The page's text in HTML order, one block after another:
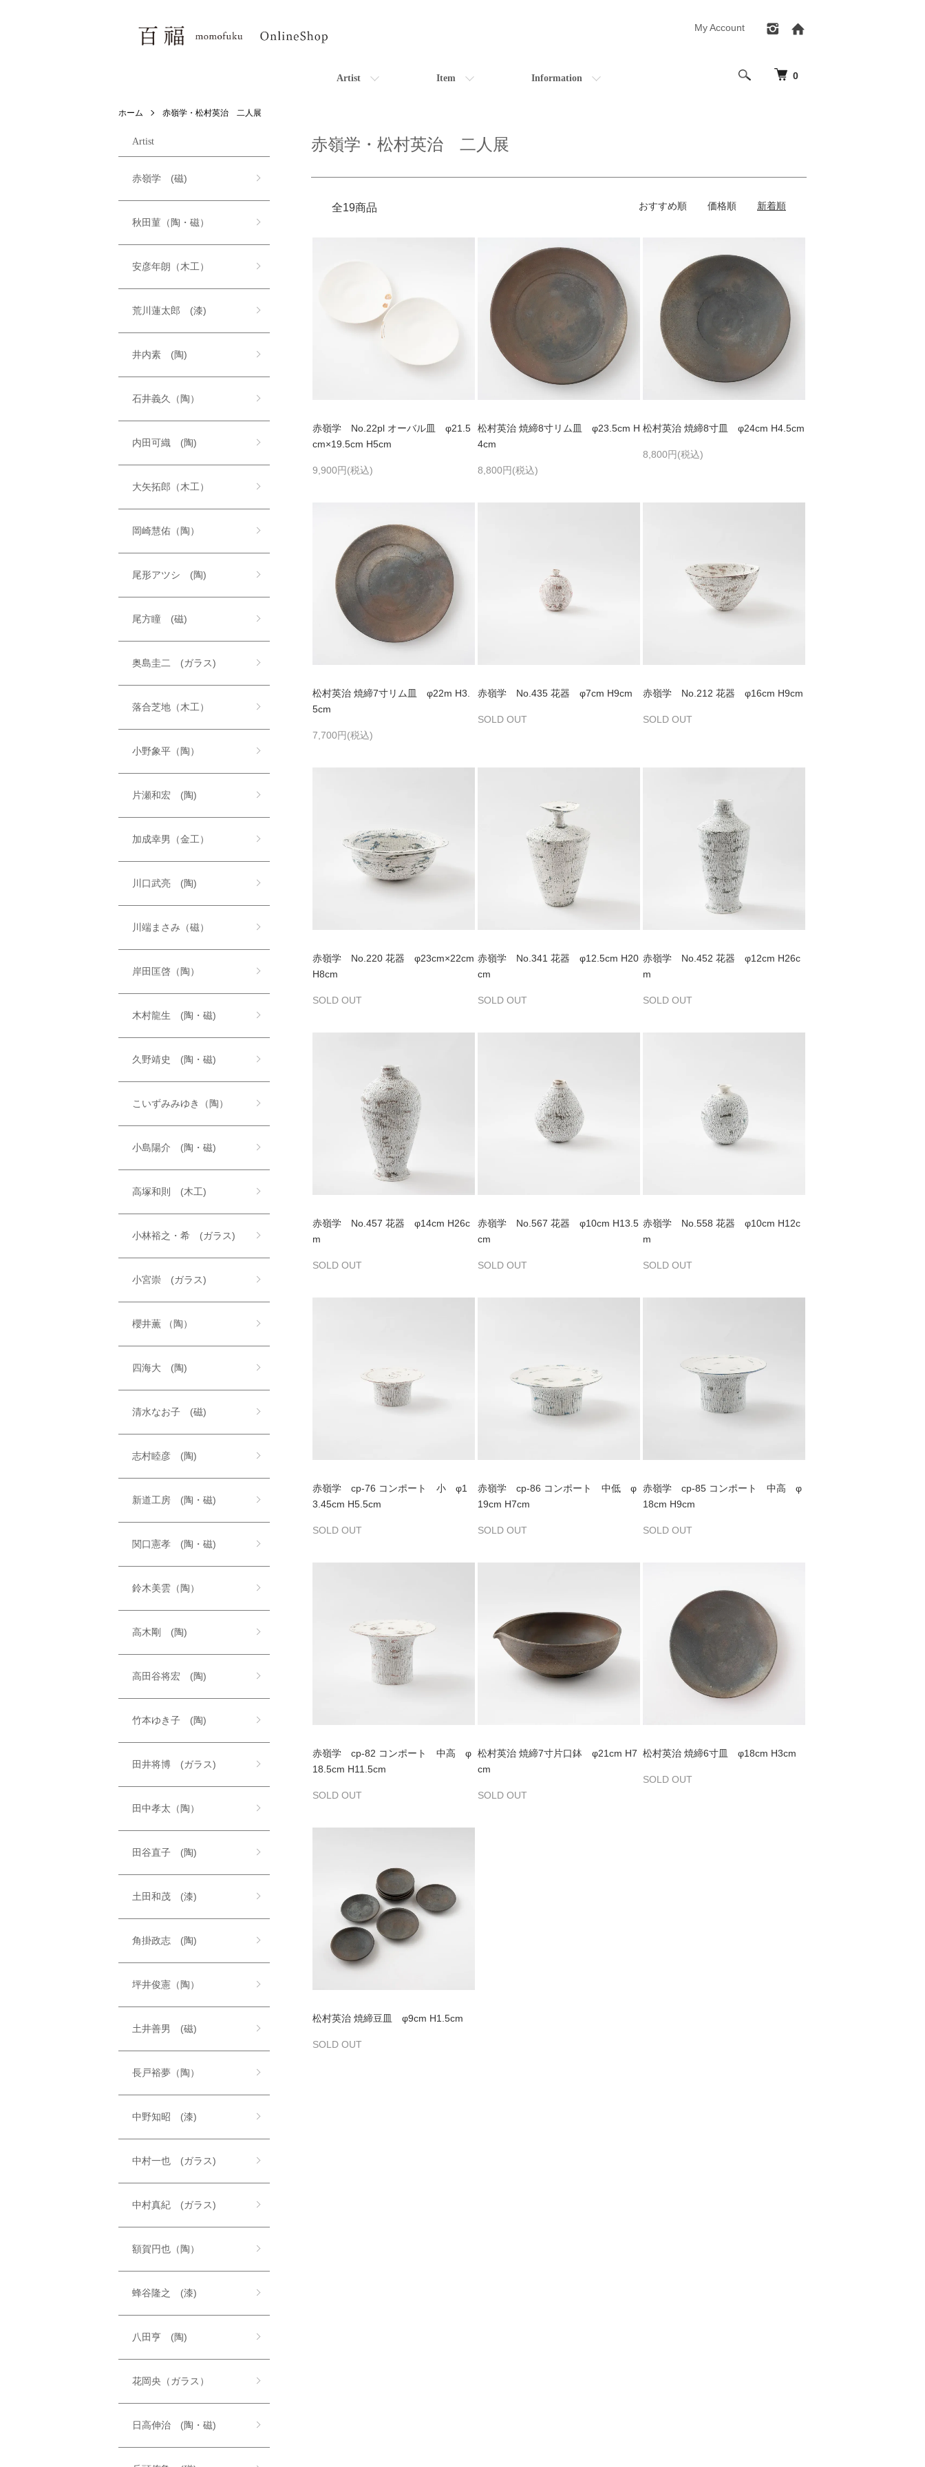
0
Artist Item Information
My Account
ホーム 赤嶺学・松村英治 二人展
赤嶺学・松村英治 二人展
全19商品 おすすめ順 価格順 新着順
赤嶺学 No.22pl オーバル皿 φ21.5
cm×19.5cm H5cm
9,900円(税込)
松村英治 焼締8寸リム皿 φ23.5cm H
4cm
8,800円(税込)
松村英治 焼締8寸皿 φ24cm H4.5cm
8,800円(税込)
松村英治 焼締7寸リム皿 φ22m H3.
5cm
7,700円(税込)
赤嶺学 No.435 花器 φ7cm H9cm
SOLD OUT
赤嶺学 No.212 花器 φ16cm H9cm
SOLD OUT
赤嶺学 No.220 花器 φ23cm×22cm
H8cm
SOLD OUT
赤嶺学 No.341 花器 φ12.5cm H20
cm
SOLD OUT
赤嶺学 No.452 花器 φ12cm H26c
m
SOLD OUT
赤嶺学 No.457 花器 φ14cm H26c
m
SOLD OUT
赤嶺学 No.567 花器 φ10cm H13.5
cm
SOLD OUT
赤嶺学 No.558 花器 φ10cm H12c
m
SOLD OUT
赤嶺学 cp-76 コンポート 小 φ1
3.45cm H5.5cm
SOLD OUT
赤嶺学 cp-86 コンポート 中低 φ
19cm H7cm
SOLD OUT
赤嶺学 cp-85 コンポート 中高 φ
18cm H9cm
SOLD OUT
赤嶺学 cp-82 コンポート 中高 φ
18.5cm H11.5cm
SOLD OUT
松村英治 焼締7寸片口鉢 φ21cm H7
cm
SOLD OUT
松村英治 焼締6寸皿 φ18cm H3cm
SOLD OUT
松村英治 焼締豆皿 φ9cm H1.5cm
SOLD OUT
Artist
赤嶺学 (磁)
秋田菫（陶・磁）
安彦年朗（木工）
荒川蓮太郎 (漆)
井内素 (陶)
石井義久（陶）
内田可織 (陶)
大矢拓郎（木工）
岡崎慧佑（陶）
尾形アツシ (陶)
尾方瞳 (磁)
奥島圭二 (ガラス)
落合芝地（木工）
小野象平（陶）
片瀬和宏 (陶)
加成幸男（金工）
川口武亮 (陶)
川端まさみ（磁）
岸田匡啓（陶）
木村龍生 (陶・磁)
久野靖史 (陶・磁)
こいずみみゆき（陶）
小島陽介 (陶・磁)
高塚和則 (木工)
小林裕之・希 (ガラス)
小宮崇 (ガラス)
櫻井薫 （陶）
四海大 (陶)
清水なお子 (磁)
志村睦彦 (陶)
新道工房 (陶・磁)
関口憲孝 (陶・磁)
鈴木美雲（陶）
高木剛 (陶)
高田谷将宏 (陶)
竹本ゆき子 (陶)
田井将博 (ガラス)
田中孝太（陶）
田谷直子 (陶)
土田和茂 (漆)
角掛政志 (陶)
坪井俊憲（陶）
土井善男 (磁)
長戸裕夢（陶）
中野知昭 (漆)
中村一也 (ガラス)
中村真紀 (ガラス)
額賀円也（陶）
蜂谷隆之 (漆)
八田亨 (陶)
花岡央（ガラス）
日高伸治 (陶・磁)